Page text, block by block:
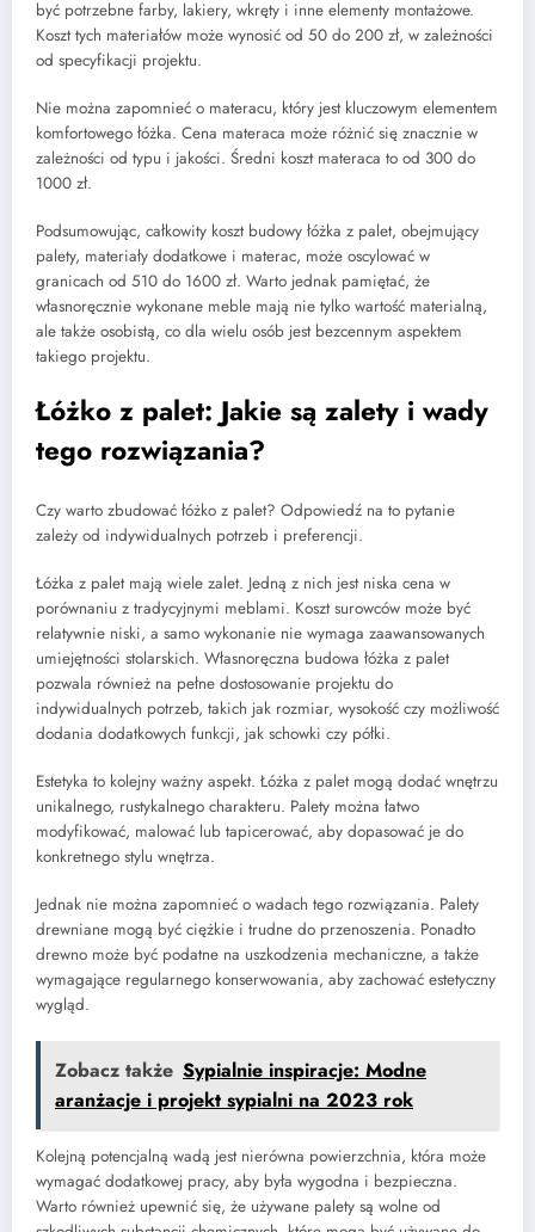
być potrzebne farby, lakiery, wkręty i inne elementy montażowe.
Koszt tych materiałów może wynosić od 50 do 200 zł, w zależności
od specyfikacji projektu.
Nie można zapomnieć o materacu, który jest kluczowym elementem
komfortowego łóżka. Cena materaca może różnić się znacznie w
zależności od typu i jakości. Średni koszt materaca to od 300 do
1000 zł.
Podsumowując, całkowity koszt budowy łóżka z palet, obejmujący
palety, materiały dodatkowe i materac, może oscylować w
granicach od 510 do 1600 zł. Warto jednak pamiętać, że
własnoręcznie wykonane meble mają nie tylko wartość materialną,
ale także osobistą, co dla wielu osób jest bezcennym aspektem
takiego projektu.
Łóżko z palet: Jakie są zalety i wady
tego rozwiązania?
Czy warto zbudować łóżko z palet? Odpowiedź na to pytanie
zależy od indywidualnych potrzeb i preferencji.
Łóżka z palet mają wiele zalet. Jedną z nich jest niska cena w
porównaniu z tradycyjnymi meblami. Koszt surowców może być
relatywnie niski, a samo wykonanie nie wymaga zaawansowanych
umiejętności stolarskich. Własnoręczna budowa łóżka z palet
pozwala również na pełne dostosowanie projektu do
indywidualnych potrzeb, takich jak rozmiar, wysokość czy możliwość
dodania dodatkowych funkcji, jak schowki czy półki.
Estetyka to kolejny ważny aspekt. Łóżka z palet mogą dodać wnętrzu
unikalnego, rustykalnego charakteru. Palety można łatwo
modyfikować, malować lub tapicerować, aby dopasować je do
konkretnego stylu wnętrza.
Jednak nie można zapomnieć o wadach tego rozwiązania. Palety
drewniane mogą być ciężkie i trudne do przenoszenia. Ponadto
drewno może być podatne na uszkodzenia mechaniczne, a także
wymagające regularnego konserwowania, aby zachować estetyczny
wygląd.
Zobacz także Sypialnie inspiracje: Modne
aranżacje i projekt sypialni na 2023 rok
Kolejną potencjalną wadą jest nierówna powierzchnia, która może
wymagać dodatkowej pracy, aby była wygodna i bezpieczna.
Warto również upewnić się, że używane palety są wolne od